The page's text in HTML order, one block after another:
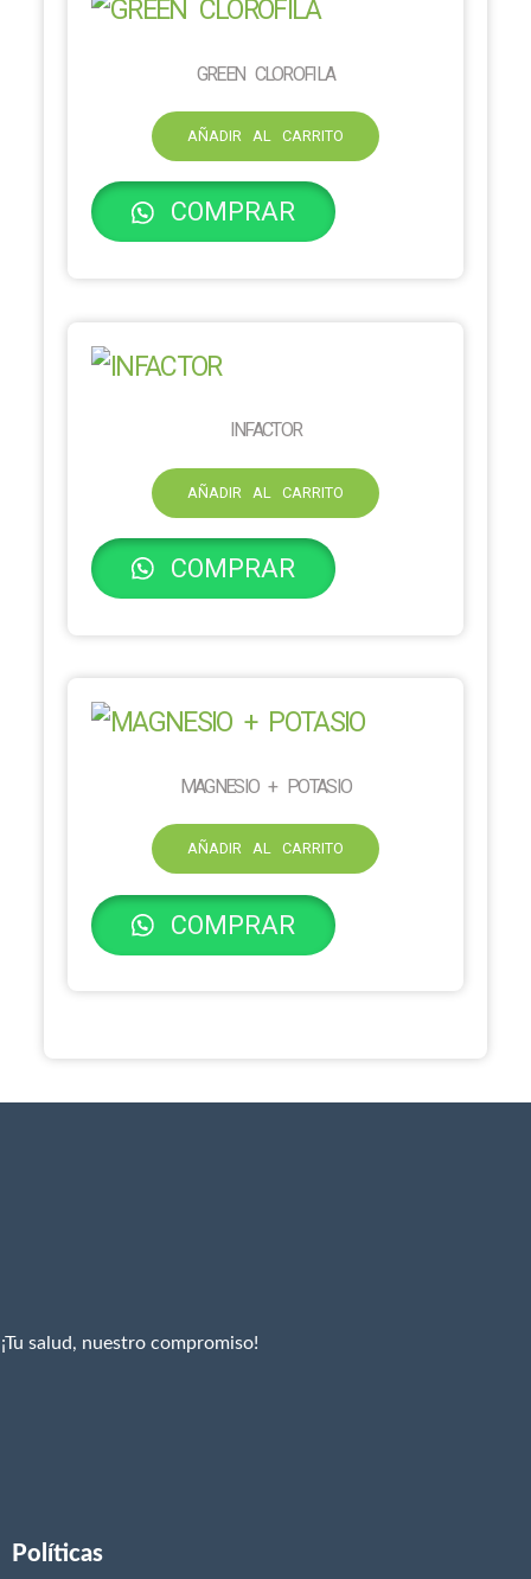
GREEN CLOROFILA
AÑADIR AL CARRITO
COMPRAR
INFACTOR
AÑADIR AL CARRITO
COMPRAR
MAGNESIO + POTASIO
AÑADIR AL CARRITO
COMPRAR
¡Tu salud, nuestro compromiso!
Políticas